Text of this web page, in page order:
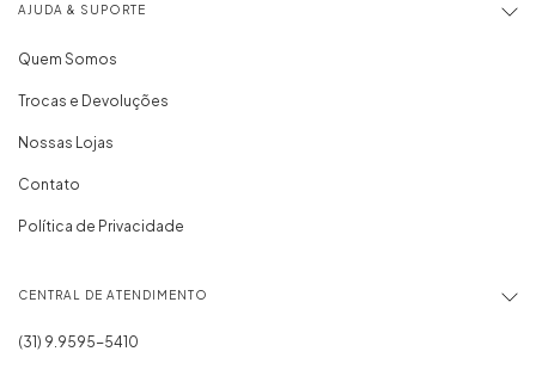
AJUDA & SUPORTE
Quem Somos
Trocas e Devoluções
Nossas Lojas
Contato
Política de Privacidade
CENTRAL DE ATENDIMENTO